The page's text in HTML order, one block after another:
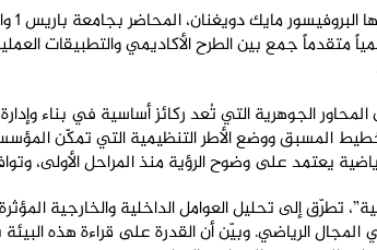
جمع بين الطرح الأكاديمي والتطبيقات
الجوهرية التي تُعد ركائز أساسية في بناء
المسبق ووضع الأطر التنظيمية التي تمكّن
يعتمد على وضوح الرؤية منذ المراحل الأولى،
تطرّق إلى تحليل العوامل الداخلية والخارجية
في المجال الرياضي. وبيّن أن القدرة على قراءة هذه